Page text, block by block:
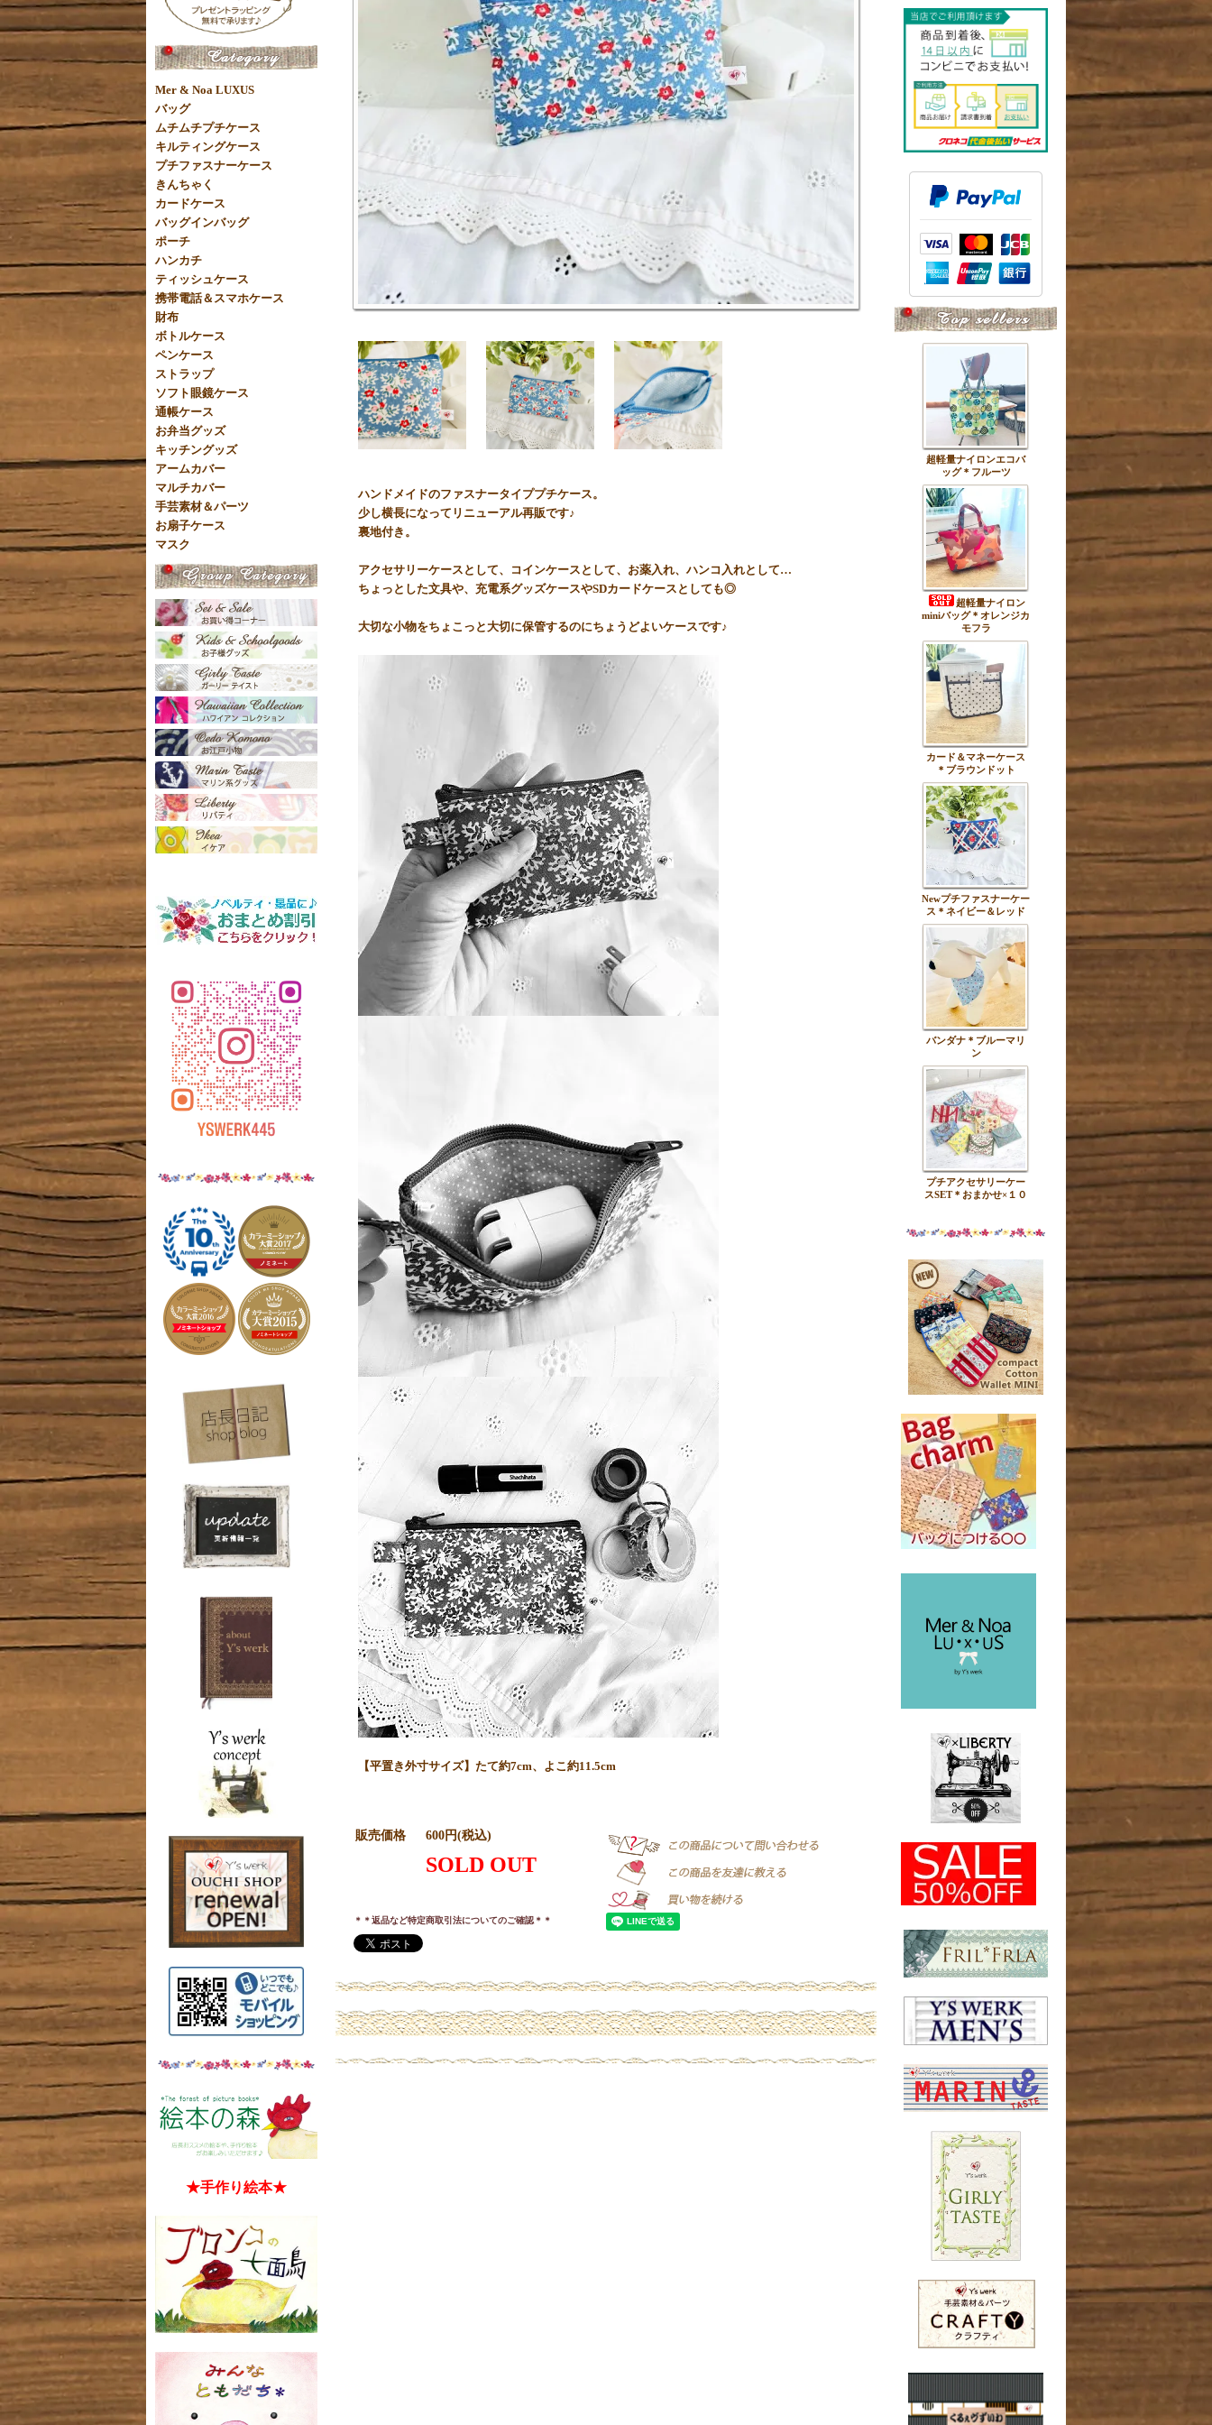
ハンドメイドのファスナータイププチケース。
少し横長になってリニューアル再販です♪
裏地付き。
アクセサリーケースとして、コインケースとして、お薬入れ、ハンコ入れとして…
ちょっとした文具や、充電系グッズケースやSDカードケースとしても◎
大切な小物をちょこっと大切に保管するのにちょうどよいケースです♪
【平置き外寸サイズ】たて約7cm、よこ約11.5cm
販売価格 600円(税込)
SOLD OUT
＊＊返品など特定商取引法についてのご確認＊＊
Mer & Noa LUXUS
バッグ
ムチムチプチケース
キルティングケース
プチファスナーケース
きんちゃく
カードケース
バッグインバッグ
ポーチ
ハンカチ
ティッシュケース
携帯電話＆スマホケース
財布
ボトルケース
ペンケース
ストラップ
ソフト眼鏡ケース
通帳ケース
お弁当グッズ
キッチングッズ
アームカバー
マルチカバー
手芸素材＆パーツ
お扇子ケース
マスク
★手作り絵本★
超軽量ナイロンエコバ
ッグ＊フルーツ
超軽量ナイロン
miniバッグ＊オレンジカ
モフラ
カード＆マネーケース
＊ブラウンドット
Newプチファスナーケー
ス＊ネイビー＆レッド
バンダナ＊ブルーマリ
ン
プチアクセサリーケー
スSET＊おまかせ×１０